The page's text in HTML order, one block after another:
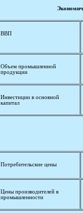
ВВП
Объем промышленной
продукции
Инвестиции в основной
капитал
Потребительские цены
Цены производителей в
промышленности